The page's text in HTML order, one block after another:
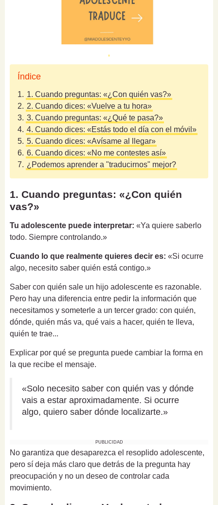
Índice
1. 1. Cuando preguntas: «¿Con quién vas?»
2. 2. Cuando dices: «Vuelve a tu hora»
3. 3. Cuando preguntas: «¿Qué te pasa?»
4. 4. Cuando dices: «Estás todo el día con el móvil»
5. 5. Cuando dices: «Avísame al llegar»
6. 6. Cuando dices: «No me contestes así»
7. ¿Podemos aprender a "traducirnos" mejor?
1. Cuando preguntas: «¿Con quién
vas?»
Tu adolescente puede interpretar: «Ya quiere saberlo
todo. Siempre controlando.»
Cuando lo que realmente quieres decir es: «Si ocurre
algo, necesito saber quién está contigo.»
Saber con quién sale un hijo adolescente es razonable.
Pero hay una diferencia entre pedir la información que
necesitamos y someterle a un tercer grado: con quién,
dónde, quién más va, qué vais a hacer, quién te lleva,
quién te trae...
Explicar por qué se pregunta puede cambiar la forma en
la que recibe el mensaje.
«Solo necesito saber con quién vas y dónde
vais a estar aproximadamente. Si ocurre
algo, quiero saber dónde localizarte.»
PUBLICIDAD
No garantiza que desaparezca el resoplido adolescente,
pero sí deja más claro que detrás de la pregunta hay
preocupación y no un deseo de controlar cada
movimiento.